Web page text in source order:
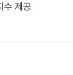
수 제공